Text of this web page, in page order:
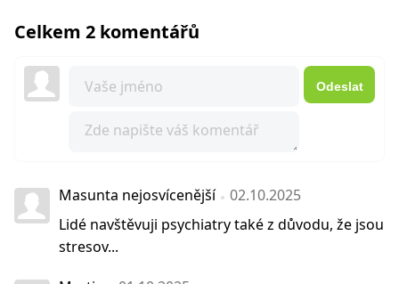
Celkem 2 komentářů
Odeslat
Masunta nejosvícenější
02.10.2025
Lidé navštěvuji psychiatry také z důvodu, že jsou
stresov...